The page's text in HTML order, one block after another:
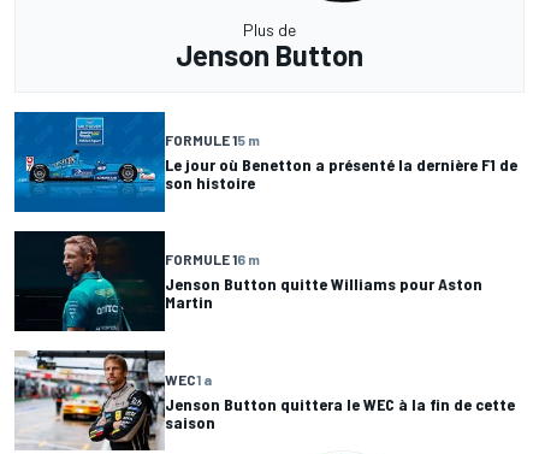
Plus de
Jenson Button
FORMULE 15 m
Le jour où Benetton a présenté la dernière F1 de
son histoire
FORMULE 16 m
Jenson Button quitte Williams pour Aston
Martin
WEC1 a
Jenson Button quittera le WEC à la fin de cette
saison